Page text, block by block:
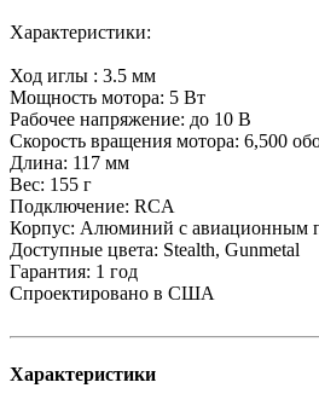
Характеристики:
Ход иглы : 3.5 мм
Мощность мотора: 5 Вт
Рабочее напряжение: до 10 В
Скорость вращения мотора: 6,500
Длина: 117 мм
Вес: 155 г
Подключение: RCA
Корпус: Алюминий с авиационным
Доступные цвета: Stealth, Gunmetal
Гарантия: 1 год
Спроектировано в США
Характеристики